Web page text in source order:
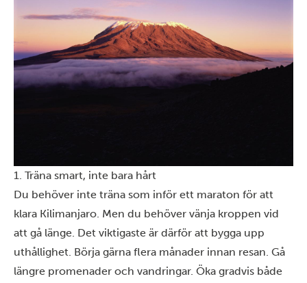
1. Träna smart, inte bara hårt
Du behöver inte träna som inför ett maraton för att
klara Kilimanjaro. Men du behöver vänja kroppen vid
att gå länge. Det viktigaste är därför att bygga upp
uthållighet. Börja gärna flera månader innan resan. Gå
längre promenader och vandringar. Öka gradvis både